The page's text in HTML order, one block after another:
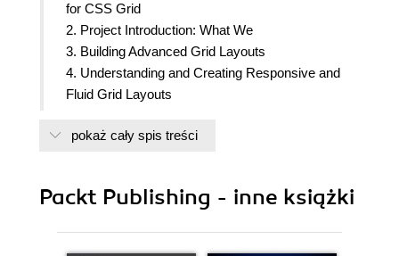
for CSS Grid
2. Project Introduction: What We
3. Building Advanced Grid Layouts
4. Understanding and Creating Responsive and
Fluid Grid Layouts
Grid
7. Polyfilling CSS Grid
pokaż cały spis treści
Packt Publishing - inne książki